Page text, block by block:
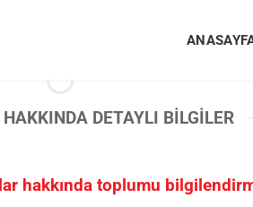
DETAYLI BILGILER
hakkında toplumu